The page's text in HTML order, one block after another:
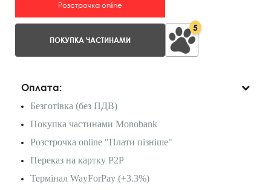
Розстрочка online
ПОКУПКА ЧАСТИНАМИ
5
Оплата:
Безготівка (без ПДВ)
Покупка частинами Monobank
Розстрочка online "Плати пізніше"
Переказ на картку P2P
Термінал WayForPay (+3.3%)